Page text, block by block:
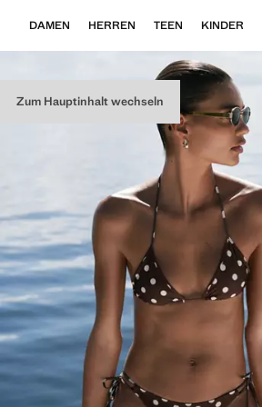
Zum Hauptinhalt wechseln
DAMEN HERREN TEEN KINDER